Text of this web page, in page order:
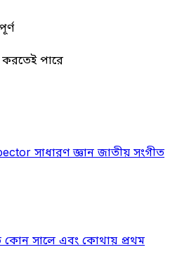
করতেই পারে
সাধারণ জ্ঞানজাতীয় সংগীত
কোন সালে এবং কোথায় প্রথম